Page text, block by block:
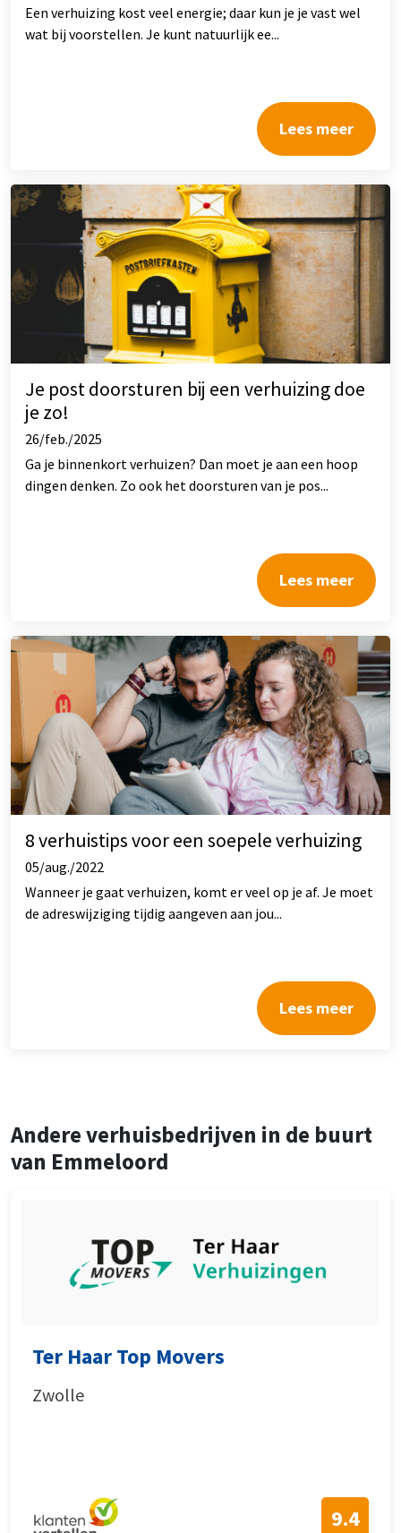
Een verhuizing kost veel energie; daar kun je je vast wel
wat bij voorstellen. Je kunt natuurlijk ee...
Lees meer
Je post doorsturen bij een verhuizing doe
je zo!
26/feb./2025
Ga je binnenkort verhuizen? Dan moet je aan een hoop
dingen denken. Zo ook het doorsturen van je pos...
Lees meer
8 verhuistips voor een soepele verhuizing
05/aug./2022
Wanneer je gaat verhuizen, komt er veel op je af. Je moet
de adreswijziging tijdig aangeven aan jou...
Lees meer
Andere verhuisbedrijven in de buurt
van Emmeloord
Ter Haar Top Movers
Zwolle
9.4